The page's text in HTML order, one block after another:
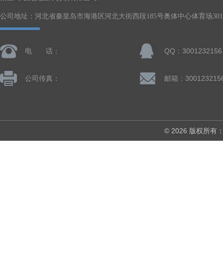
公司地址：河北省秦皇岛市海港区河北大街西段185号奥体中心体育场
电 话： QQ：3001232156
公司传真： 邮箱：
© 2026 版权所有